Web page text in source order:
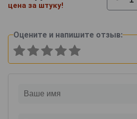
цена за штуку!
Оцените и напишите отзыв: